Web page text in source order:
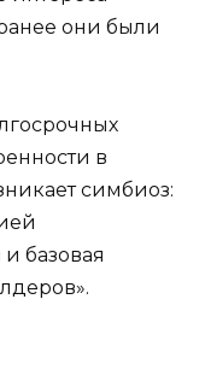
они были
в
симбиоз:
базовая